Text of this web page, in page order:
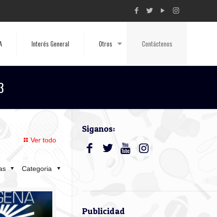
Interés General Otros Contáctenos
Ver todo
Categoria
Siganos:
Publicidad